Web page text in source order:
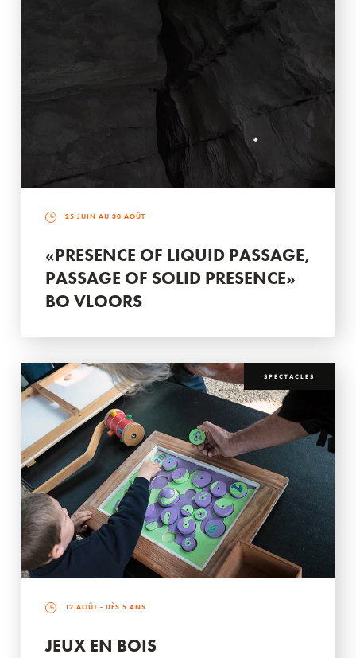
25 JUIN AU 30 AOÛT
«PRESENCE OF LIQUID PASSAGE,
PASSAGE OF SOLID PRESENCE»
BO VLOORS
SPECTACLES
12 AOÛT - DÈS 5 ANS
JEUX EN BOIS